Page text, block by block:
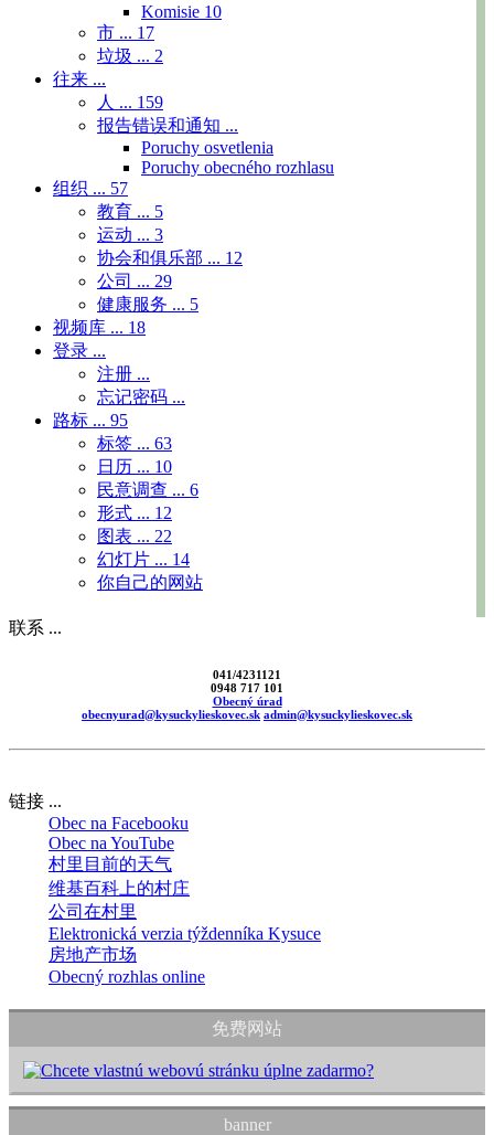
Komisie 10
市 ... 17
垃圾 ... 2
往来 ...
人 ... 159
报告错误和通知 ...
Poruchy osvetlenia
Poruchy obecného rozhlasu
组织 ... 57
教育 ... 5
运动 ... 3
协会和俱乐部 ... 12
公司 ... 29
健康服务 ... 5
视频库 ... 18
登录 ...
注册 ...
忘记密码 ...
路标 ... 95
标签 ... 63
日历 ... 10
民意调查 ... 6
形式 ... 12
图表 ... 22
幻灯片 ... 14
你自己的网站
联系 ...
041/4231121
0948 717 101
Obecný úrad
obecnyurad@kysuckylieskovec.sk admin@kysuckylieskovec.sk
链接 ...
Obec na Facebooku
Obec na YouTube
村里目前的天气
维基百科上的村庄
公司在村里
Elektronická verzia týždenníka Kysuce
房地产市场
Obecný rozhlas online
免费网站
banner